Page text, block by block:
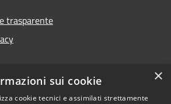
trasparente
×
sui cookie
cookie tecnici e assimilati strettamente